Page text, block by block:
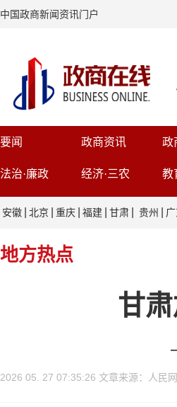
中国政商新闻资讯门户
要闻 政商资讯 政
法治·廉政 经济·三农 教
安徽 北京 重庆 福建 甘肃 贵州
地方热点
甘
2026 05. 27 07:35:26 文章来源：人民